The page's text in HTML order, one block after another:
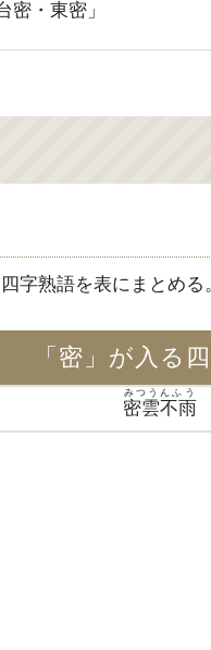
密・東密」
字熟語を表にまとめる
「密」が入る
密雲不雨
みつうんふう